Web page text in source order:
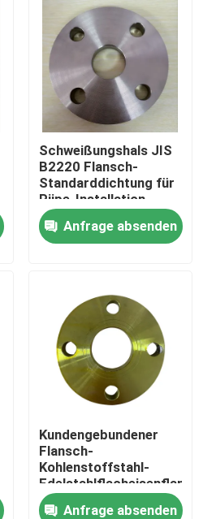
Schweißungshals JIS
B2220 Flansch-
Standarddichtung für
Piipe-Installation
Anfrage absenden
Kundengebundener
Flansch-
Kohlenstoffstahl-
JIS B2220
Anfrage absenden